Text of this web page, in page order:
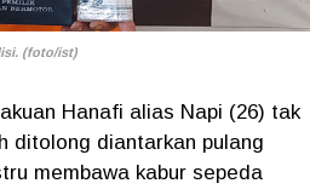
(foto/ist)
Hanafi alias Napi (26) tak
ditolong diantarkan pulang
membawa kabur sepeda